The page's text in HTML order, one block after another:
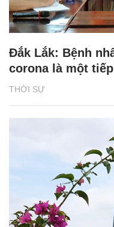
THỜI SỰ
Đắk Lắk: Bệnh
corona là một